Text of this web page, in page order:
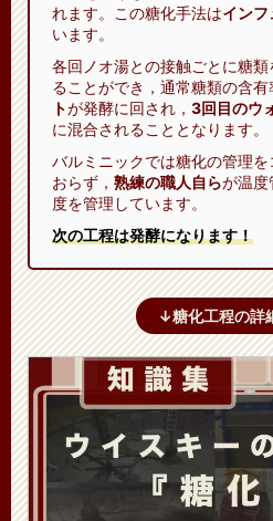
れます。この糖化手法はイン
います。
各回ノオ湯との接触ごとに糖
ることができ，通常糖類の含
トが発酵に回され， 3回目のウ
に混合されることとなります。
バルミニックでは糖化の管理
おらず， 熟練の職人自らが温度
度を管理しています。
次の工程は発酵になります！
↓糖化工程の詳